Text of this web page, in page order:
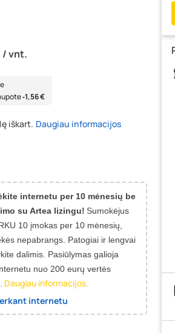
/ vnt.
‐1,56 €
iškart. Daugiau informacijos
internetu per 10 mėnesių be
su Artea lizingu! Sumokėjus
10 įmokas per 10 mėnesių,
nepabrangs. Patogiai ir lengvai
dalimis. Pasiūlymas galioja
nuo 200 eurų vertės
Daugiau informacijos.
internetu